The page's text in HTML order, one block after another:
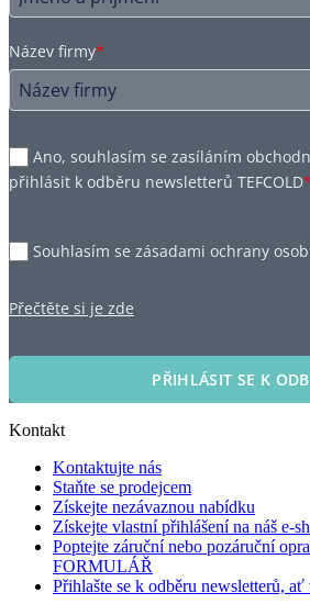
Název firmy*
Ano, souhlasím se zasíláním
přihlásit k odběru newsletterů TEFCOLD*
Souhlasím se zásadami ochrany
Přečtěte si je zde
PŘIHLÁSIT SE K
Kontakt
Kontaktujte nás
Staňte se prodejcem
Získejte nezávaznou nabídku
Získejte vlastní přihlášení na náš e-
Poptejte záruční nebo pozáruční
FORMULÁŘ
Přihlašte se k odběru newsletterů,